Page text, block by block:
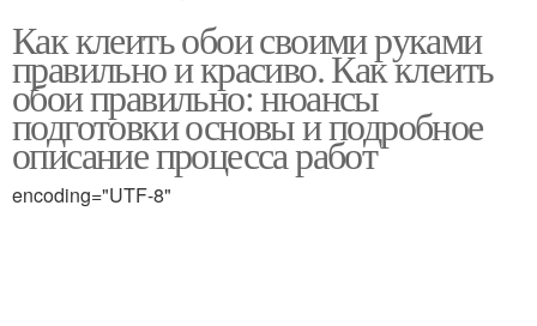
Как клеить обои своими руками
правильно и красиво. Как клеить
обои правильно: нюансы
подготовки основы и подробное
описание процесса работ
encoding="UTF-8"